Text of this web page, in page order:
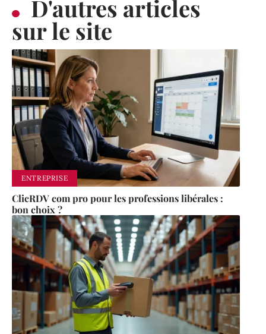
D'autres articles
sur le site
ENTREPRISE
ClicRDV com pro pour les professions libérales :
bon choix ?